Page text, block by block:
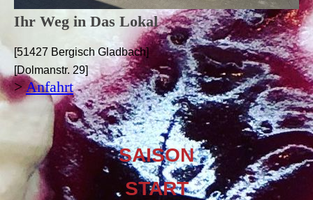
Ihr Weg in Das Lokal
[51427 Bergisch Gladbach]
[Dolmanstr. 29]
>Anfahrt
SAISON
START